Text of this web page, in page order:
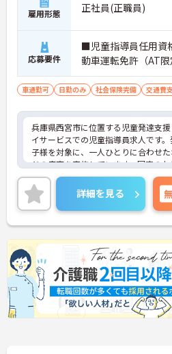
雇用形態 正社員(正職員)
応募要件
■児童指導員任用
動車運転免許（AT限
車通勤可 日勤のみ 社会保険完備 交通費
兵庫県西宮市に位置する児童発達支
イサービスでの児童指導員求人です
子様を対象に、一人ひとりに合わせ
ドの療育を実施しています。固定の
で、プライベートの予定も立てやす
興味のある方には、面接対策ポイント
細をお話ししますのでお気軽にご相談
詳細を見る